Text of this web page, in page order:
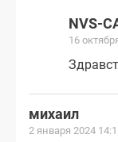
NVS-
16
михаил
2 января 2024